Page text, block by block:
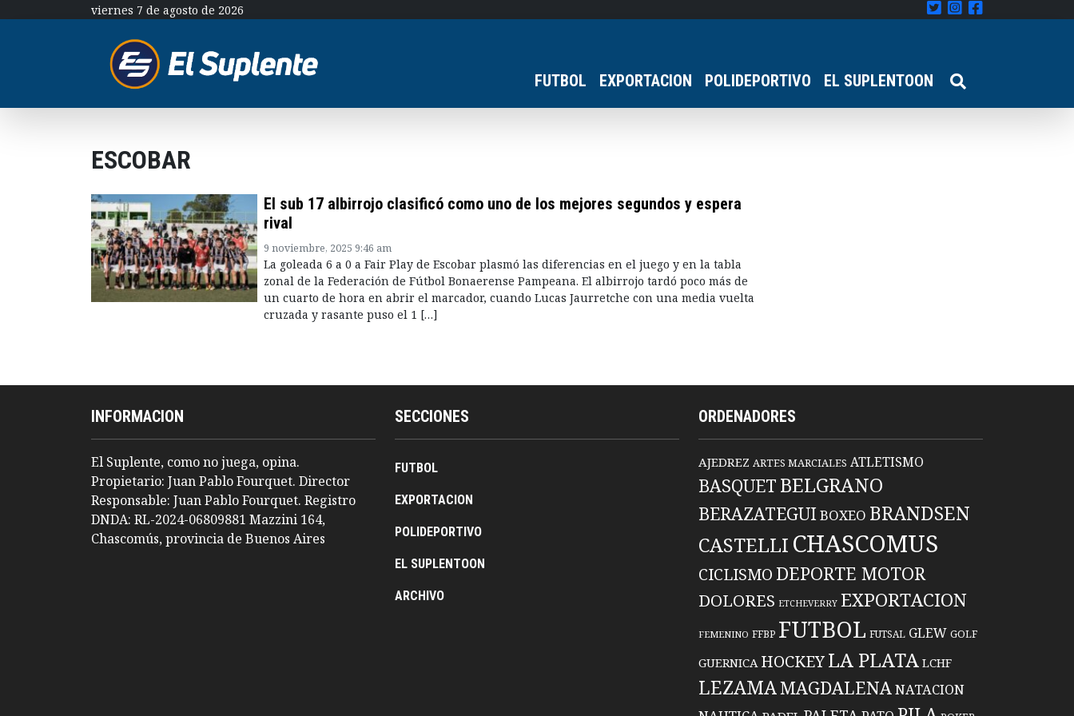
viernes 7 de agosto de 2026
FUTBOL EXPORTACION POLIDEPORTIVO EL SUPLENTOON
ESCOBAR
El sub 17 albirrojo clasificó como uno de los mejores segundos y espera
rival
9 noviembre, 2025 9:46 am
La goleada 6 a 0 a Fair Play de Escobar plasmó las diferencias en el juego y en la tabla
zonal de la Federación de Fútbol Bonaerense Pampeana. El albirrojo tardó poco más de
un cuarto de hora en abrir el marcador, cuando Lucas Jaurretche con una media vuelta
cruzada y rasante puso el 1 […]
INFORMACION
El Suplente, como no juega, opina.
Propietario: Juan Pablo Fourquet. Director
Responsable: Juan Pablo Fourquet. Registro
DNDA: RL-2024-06809881 Mazzini 164,
Chascomús, provincia de Buenos Aires
SECCIONES
FUTBOL
EXPORTACION
POLIDEPORTIVO
EL SUPLENTOON
ARCHIVO
ORDENADORES
AJEDREZ ARTES MARCIALES ATLETISMO
BASQUET BELGRANO
BERAZATEGUIBOXEO BRANDSEN
CASTELLI CHASCOMUS
CICLISMO DEPORTE MOTOR
DOLORES ETCHEVERRY EXPORTACION
FEMENINO FFBP FUTBOL FUTSAL GLEW GOLF
GUERNICA HOCKEYLA PLATA LCHF
LEZAMAMAGDALENANATACION